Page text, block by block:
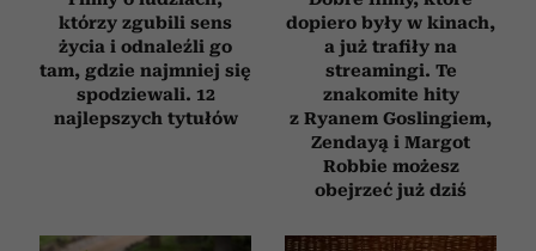
którzy zgubili sens
życia i odnaleźli go
tam, gdzie najmniej się
spodziewali. 12
najlepszych tytułów
dopiero były w kinach,
a już trafiły na
streamingi. Te
znakomite hity
z Ryanem Goslingiem,
Zendayą i Margot
Robbie możesz
obejrzeć już dziś